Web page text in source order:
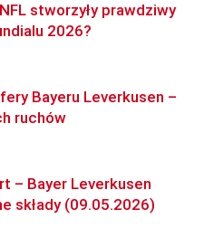
stworzyły prawdziwy
2026?
Bayeru Leverkusen –
ruchów
– Bayer Leverkusen
składy (09.05.2026)